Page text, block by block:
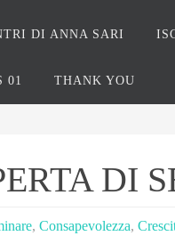
DI ANNA SARI
01 THANK YOU
DI
,Consapevolezza,